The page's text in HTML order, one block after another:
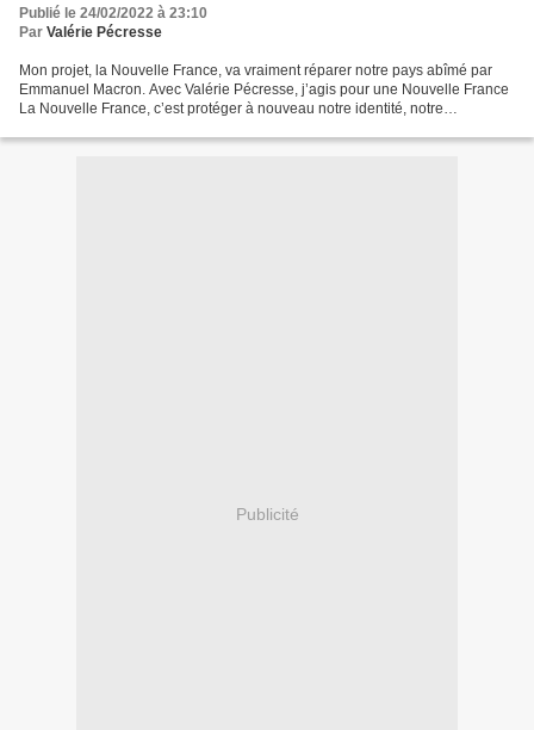
Publié le 24/02/2022 à 23:10
Par Valérie Pécresse
Mon projet, la Nouvelle France, va vraiment réparer notre pays abîmé par
Emmanuel Macron. Avec Valérie Pécresse, j’agis pour une Nouvelle France
La Nouvelle France, c’est protéger à nouveau notre identité, notre
Publicité